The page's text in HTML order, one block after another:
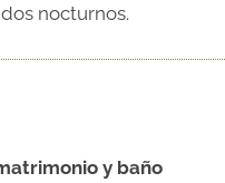
nocturnos.
y baño